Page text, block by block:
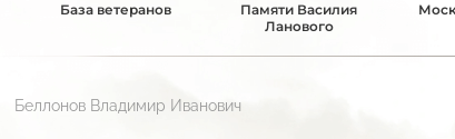
База ветеранов
Памяти Василия
Ланового
Беллонов Владимир Иванович